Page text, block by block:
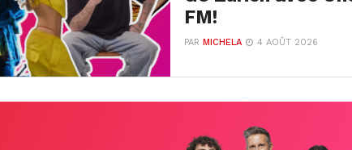
FM!
PARMICHELA 4 AOÛT 2026